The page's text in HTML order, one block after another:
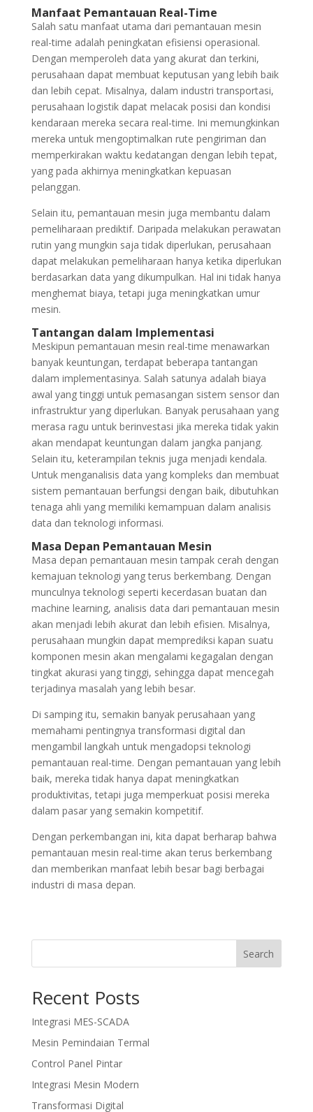
Manfaat Pemantauan Real-Time
Salah satu manfaat utama dari pemantauan mesin
real-time adalah peningkatan efisiensi operasional.
Dengan memperoleh data yang akurat dan terkini,
perusahaan dapat membuat keputusan yang lebih baik
dan lebih cepat. Misalnya, dalam industri transportasi,
perusahaan logistik dapat melacak posisi dan kondisi
kendaraan mereka secara real-time. Ini memungkinkan
mereka untuk mengoptimalkan rute pengiriman dan
memperkirakan waktu kedatangan dengan lebih tepat,
yang pada akhirnya meningkatkan kepuasan
pelanggan.
Selain itu, pemantauan mesin juga membantu dalam
pemeliharaan prediktif. Daripada melakukan perawatan
rutin yang mungkin saja tidak diperlukan, perusahaan
dapat melakukan pemeliharaan hanya ketika diperlukan
berdasarkan data yang dikumpulkan. Hal ini tidak hanya
menghemat biaya, tetapi juga meningkatkan umur
mesin.
Tantangan dalam Implementasi
Meskipun pemantauan mesin real-time menawarkan
banyak keuntungan, terdapat beberapa tantangan
dalam implementasinya. Salah satunya adalah biaya
awal yang tinggi untuk pemasangan sistem sensor dan
infrastruktur yang diperlukan. Banyak perusahaan yang
merasa ragu untuk berinvestasi jika mereka tidak yakin
akan mendapat keuntungan dalam jangka panjang.
Selain itu, keterampilan teknis juga menjadi kendala.
Untuk menganalisis data yang kompleks dan membuat
sistem pemantauan berfungsi dengan baik, dibutuhkan
tenaga ahli yang memiliki kemampuan dalam analisis
data dan teknologi informasi.
Masa Depan Pemantauan Mesin
Masa depan pemantauan mesin tampak cerah dengan
kemajuan teknologi yang terus berkembang. Dengan
munculnya teknologi seperti kecerdasan buatan dan
machine learning, analisis data dari pemantauan mesin
akan menjadi lebih akurat dan lebih efisien. Misalnya,
perusahaan mungkin dapat memprediksi kapan suatu
komponen mesin akan mengalami kegagalan dengan
tingkat akurasi yang tinggi, sehingga dapat mencegah
terjadinya masalah yang lebih besar.
Di samping itu, semakin banyak perusahaan yang
memahami pentingnya transformasi digital dan
mengambil langkah untuk mengadopsi teknologi
pemantauan real-time. Dengan pemantauan yang lebih
baik, mereka tidak hanya dapat meningkatkan
produktivitas, tetapi juga memperkuat posisi mereka
dalam pasar yang semakin kompetitif.
Dengan perkembangan ini, kita dapat berharap bahwa
pemantauan mesin real-time akan terus berkembang
dan memberikan manfaat lebih besar bagi berbagai
industri di masa depan.
Search
Recent Posts
Integrasi MES-SCADA
Mesin Pemindaian Termal
Control Panel Pintar
Integrasi Mesin Modern
Transformasi Digital